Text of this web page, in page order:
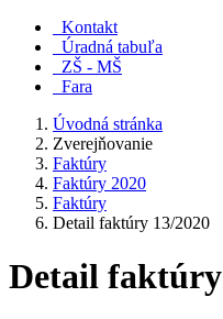
Kontakt
Úradná tabuľa
ZŠ - MŠ
Fara
Úvodná stránka
Zverejňovanie
Faktúry
Faktúry 2020
Faktúry
Detail faktúry 13/2020
Detail faktúry